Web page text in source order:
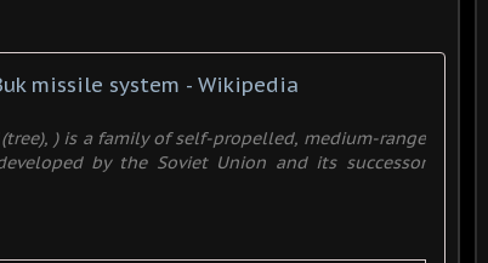
missile system - Wikipedia
(tree), ) is a family of self-propelled, medium-range
by the Soviet Union and its successor